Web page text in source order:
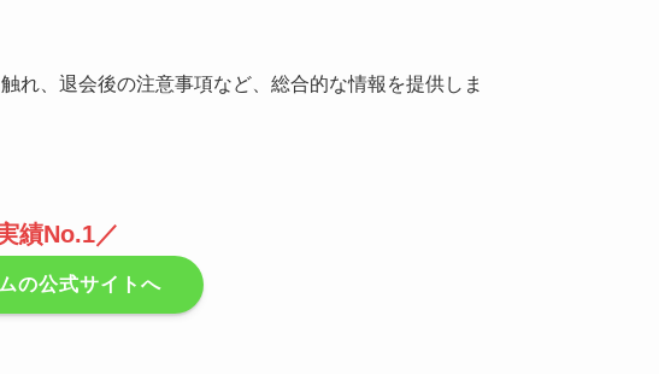
れ、退会後の注意事項など、総合的な情報を提供しま
績No.1／
の公式サイトへ